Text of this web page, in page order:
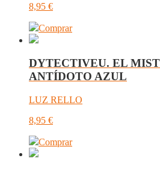
8,95 €
Comprar
DYTECTIVEU. EL
ANTÍDOTO AZUL
LUZ RELLO
8,95 €
Comprar